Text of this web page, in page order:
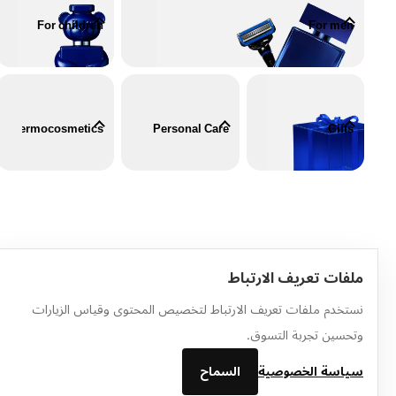
For men
For children
Gifts
Personal Care
Dermocosmetics
الرئيسية الكتالوج سلة التسوقملفات تعريف الارتباط
نستخدم ملفات تعريف الارتباط لتخصيص المحتوى وقياس الزيارات
وتحسين تجربة التسوق.
سياسة الخصوصية
السماح